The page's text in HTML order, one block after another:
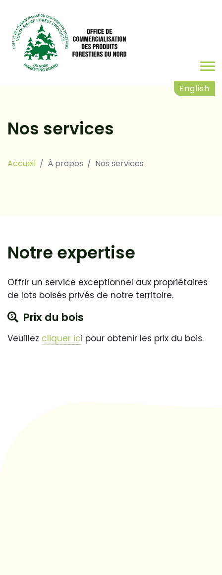
English
Nos services
Accueil À propos Nos services
Notre expertise
Offrir un service exceptionnel aux propriétaires
de lots boisés privés de notre territoire.
Prix du bois
Veuillez cliquer ici pour obtenir les prix du bois.